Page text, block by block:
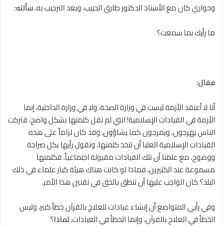
وحواري كان مع الأستاذ الدكتور طارق الحبيب، وبعد الترحيب به،سألته:
ما رأيك بما سمعت؟
فقال:
أنا لا أعتقد الأزمة ليست في وزارة الصحة، ولا في وزارة الداخلية، إنما
الأزمة في القيادات الإسلامية! التي لم تقل كلمتها بشكل واضح، فتركت
الناس يهرجون، ويمرجون كما يشاؤون، وقد كان لزاماً على هذه
القيادات الإسلامية العليا أن تتخذ كلمتها، وتقول رأيها بكل صراحة
ووضوح، مع علمنا أن تلك القيادات مقبولة اجتماعياً، فكلمتها
مسموعة عند الكثيرين، فماذا لو كانت هناك هيئة كبار علماء في ذلك
البلد؟ كان الواجب عليها أن تنطق بالحق في تقنين هذا الأمر.
وفي رأيي المتواضع أن إنشاء عيادات للعلاج بالقرآن خطأ كبير، وليس
الخطأ في العلاج بالقرآن، وإنما الخطأ في العيادات،لماذا؟